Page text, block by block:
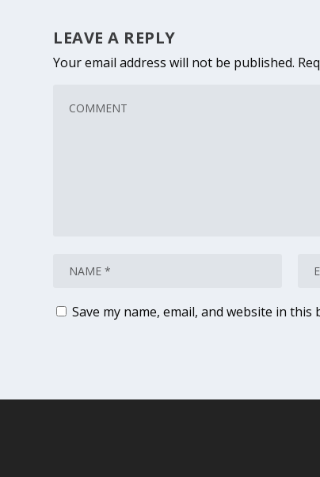
LEAVE A REPLY
Your email address will not be published.
Save my name, email, and website in